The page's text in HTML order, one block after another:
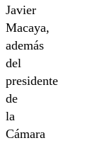
Javier
Macaya,
además
del
presidente
de
la
Cámara